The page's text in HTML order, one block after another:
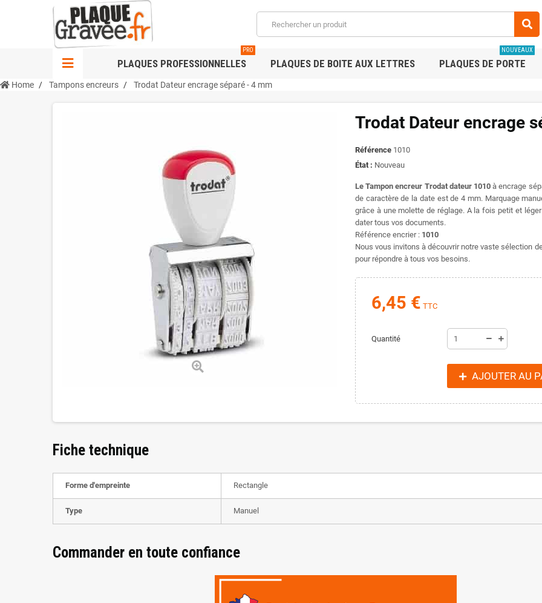
PLAQUES PROFESSIONNELLES
PRO
PLAQUES DE BOITE AUX LETTRES PLAQUES DE PORTE
NOUVEAUX
Home Tampons encreurs Trodat Dateur encrage séparé - 4 mm
Trodat Dateur encrage
Référence 1010
État : Nouveau
Le Tampon encreur Trodat dateur 1010 à encrage
de caractère de la date est de 4 mm. Marquage
grâce à une molette de réglage. A la fois petit et
dater tous vos documents.
Référence encrier : 1010
Nous vous invitons à découvrir notre vaste sélection
pour répondre à tous vos besoins.
6,45 € TTC
Quantité
AJOUTER AU
Fiche technique
Forme d'empreinte Rectangle
Type Manuel
Commander en toute confiance